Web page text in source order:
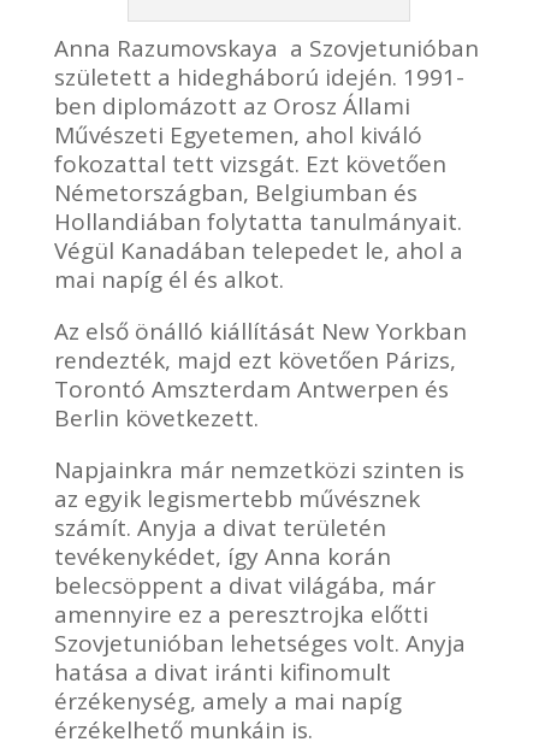
Anna Razumovskaya a Szovjetunióban
született a hidegháború idején. 1991-
ben diplomázott az Orosz Állami
Művészeti Egyetemen, ahol kiváló
fokozattal tett vizsgát. Ezt követően
Németországban, Belgiumban és
Hollandiában folytatta tanulmányait.
Végül Kanadában telepedet le, ahol a
mai napíg él és alkot.
Az első önálló kiállítását New Yorkban
rendezték, majd ezt követően Párizs,
Torontó Amszterdam Antwerpen és
Berlin következett.
Napjainkra már nemzetközi szinten is
az egyik legismertebb művésznek
számít. Anyja a divat területén
tevékenykédet, így Anna korán
belecsöppent a divat világába, már
amennyire ez a peresztrojka előtti
Szovjetunióban lehetséges volt. Anyja
hatása a divat iránti kifinomult
érzékenység, amely a mai napíg
érzékelhető munkáin is.